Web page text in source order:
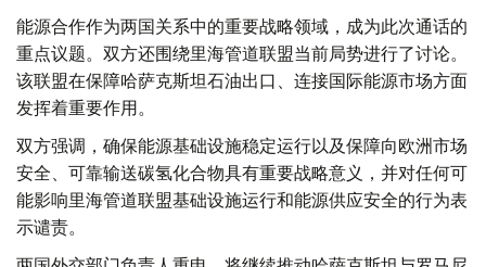
能源合作作为两国关系中的重要战略领域，成为此次通话的
重点议题。双方还围绕里海管道联盟当前局势进行了讨论。
该联盟在保障哈萨克斯坦石油出口、连接国际能源市场方面
发挥着重要作用。
双方强调，确保能源基础设施稳定运行以及保障向欧洲市场
安全、可靠输送碳氢化合物具有重要战略意义，并对任何可
能影响里海管道联盟基础设施运行和能源供应安全的行为表
示谴责。